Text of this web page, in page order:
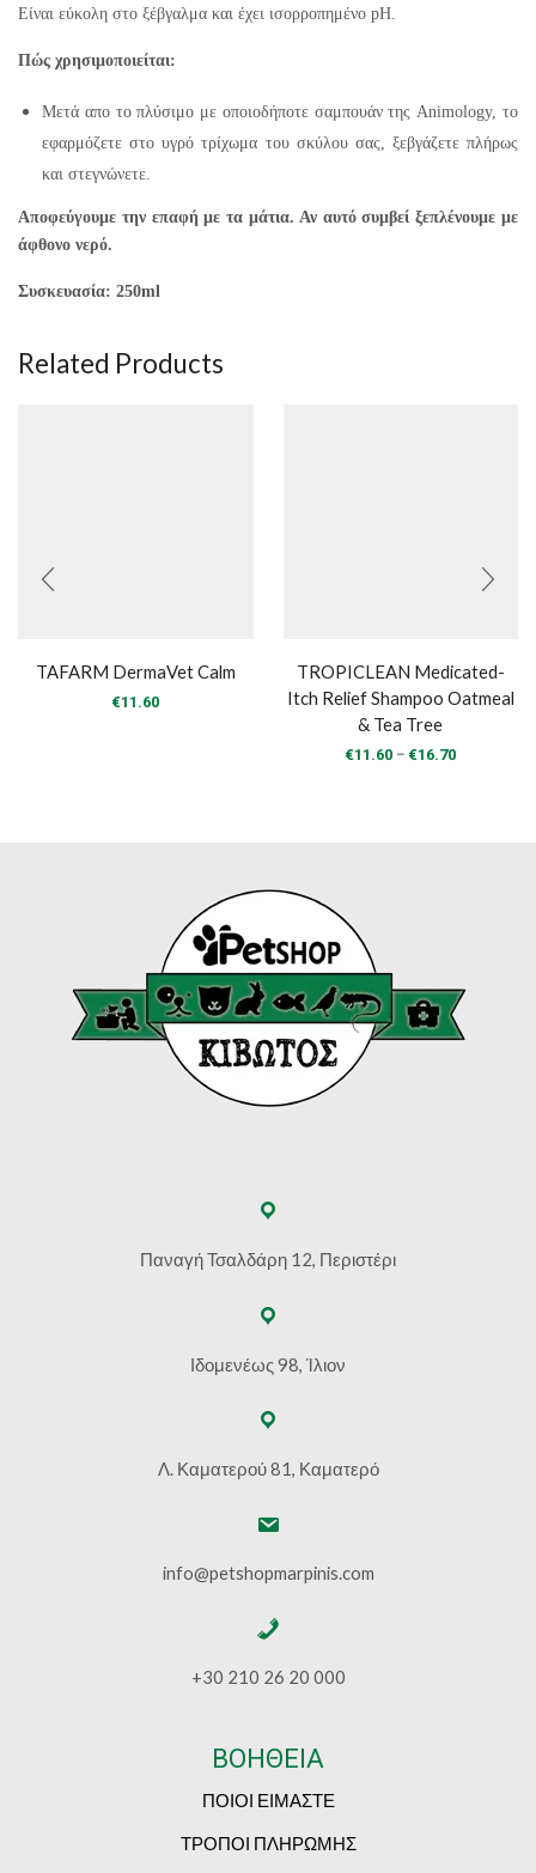
Είναι εύκολη στο ξέβγαλμα και έχει ισορροπημένο pH.
Πώς χρησιμοποιείται:
Μετά απο το πλύσιμο με οποιοδήποτε σαμπουάν της Animology, το
εφαρμόζετε στο υγρό τρίχωμα του σκύλου σας, ξεβγάζετε πλήρως
και στεγνώνετε.
Αποφεύγουμε την επαφή με τα μάτια. Αν αυτό συμβεί ξεπλένουμε με
άφθονο νερό.
Συσκευασία: 250ml
Related Products
TAFARM DermaVet Calm
€11.60
TROPICLEAN Medicated-
Itch Relief Shampoo Oatmeal
& Tea Tree
€11.60 – €16.70Price
Παναγή Τσαλδάρη 12, Περιστέρι
Ιδομενέως 98, Ίλιον
Λ. Καματερού 81, Καματερό
info@petshopmarpinis.com
+30 210 26 20 000
ΒΟΗΘΕΙΑ
ΠΟΙΟΙ ΕΙΜΑΣΤΕ
ΤΡΟΠΟΙ ΠΛΗΡΩΜΗΣ